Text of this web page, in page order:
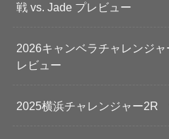
戦 vs. Jade プレビュー
2026キャンベラチャレンジ
レビュー
2025横浜チャレンジャー2R